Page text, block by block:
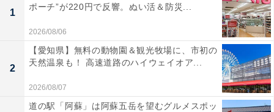
1
ポーチ”が220円で反響。ぬい活＆防災...
2026/08/06
2
【愛知県】無料の動物園＆観光牧場に、市初の
天然温泉も！ 高速道路のハイウェイオア...
2026/08/07
道の駅「阿蘇」は阿蘇五岳を望むグルメスポッ